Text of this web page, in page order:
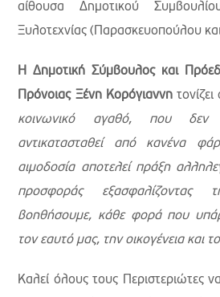
αίθουσα Δημοτικού
Ξυλοτεχνίας (Παρασκευοπούλου
Η Δημοτική Σύμβουλος και
Πρόνοιας Ξένη Κορόγιαννητονίζει
κοινωνικό αγαθό, που δεν
αντικατασταθεί από κανένα
αιμοδοσία αποτελεί πράξη
προσφοράς εξασφαλίζοντας
βοηθήσουμε, κάθε φορά που
τον εαυτό μας, την οικογένεια και
Καλεί όλους τους Περιστεριώτες